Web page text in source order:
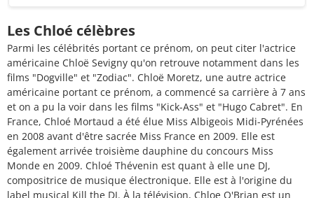
Les Chloé célèbres
Parmi les célébrités portant ce prénom, on peut citer l'actrice
américaine Chloë Sevigny qu'on retrouve notamment dans les
films "Dogville" et "Zodiac". Chloë Moretz, une autre actrice
américaine portant ce prénom, a commencé sa carrière à 7 ans
et on a pu la voir dans les films "Kick-Ass" et "Hugo Cabret". En
France, Chloé Mortaud a été élue Miss Albigeois Midi-Pyrénées
en 2008 avant d'être sacrée Miss France en 2009. Elle est
également arrivée troisième dauphine du concours Miss
Monde en 2009. Chloé Thévenin est quant à elle une DJ,
compositrice de musique électronique. Elle est à l'origine du
label musical Kill the DJ. À la télévision, Chloe O'Brian est un